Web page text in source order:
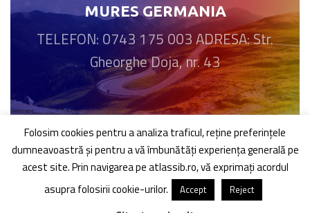
MURES GERMANIA
TELEFON: 0743 175 003 ADRESA: Str.
Gheorghe Doja, nr. 43
GERMANIA ITALIA FRANTA AUSTRIA OLANDA BELGIA
Folosim cookies pentru a analiza traficul, reţine preferinţele
dumneavoastră şi pentru a vă îmbunătăți experiența generală pe
acest site. Prin navigarea pe atlassib.ro, vă exprimați acordul
asupra folosirii cookie-urilor.
Accept Reject